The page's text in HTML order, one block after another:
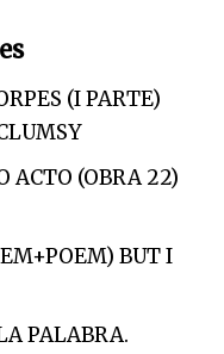
(I PARTE)
ACTO (OBRA 22)
BUT I
PALABRA.